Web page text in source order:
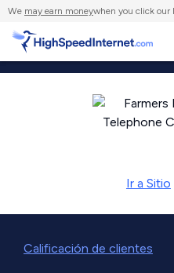
We may earn moneywhen you click our
Ir a Sitio
Calificación de clientes